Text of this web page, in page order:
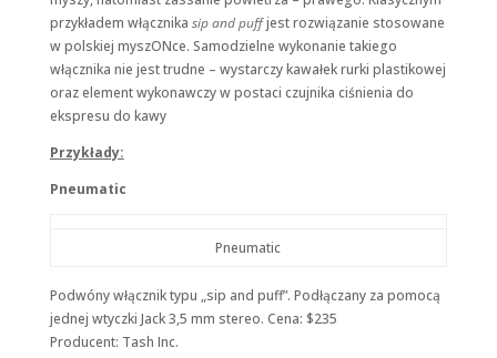
przykładem włącznika sip and puffjest rozwiązanie stosowane
w polskiej myszONce. Samodzielne wykonanie takiego
włącznika nie jest trudne – wystarczy kawałek rurki plastikowej
oraz element wykonawczy w postaci czujnika ciśnienia do
ekspresu do kawy
Przykłady:
Pneumatic
Pneumatic
Podwóny włącznik typu „sip and puff”. Podłączany za pomocą
jednej wtyczki Jack 3,5 mm stereo. Cena: $235
Producent: Tash Inc.